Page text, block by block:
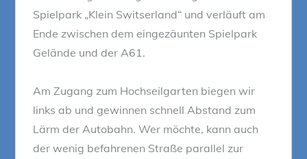
Spielpark „Klein Switserland“ und verläuft am
Ende zwischen dem eingezäunten Spielpark
Gelände und der A61.
Am Zugang zum Hochseilgarten biegen wir
links ab und gewinnen schnell Abstand zum
Lärm der Autobahn. Wer möchte, kann auch
der wenig befahrenen Straße parallel zur